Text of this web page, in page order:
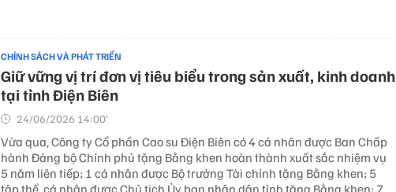
CHÍNH SÁCH VÀ PHÁT TRIỂN
Giữ vững vị trí đơn vị tiêu biểu trong sản xuất, kinh doanh
tại tỉnh Điện Biên
24/06/2026 14:00’
Vừa qua, Công ty Cổ phần Cao su Điện Biên có 4 cá nhân được Ban Chấp
hành Đảng bộ Chính phủ tặng Bằng khen hoàn thành xuất sắc nhiệm vụ
5 năm liên tiếp; 1 cá nhân được Bộ trưởng Tài chính tặng Bằng khen; 5